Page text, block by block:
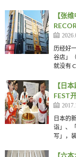
【张
历经好
谷店」
就没有
【日
FEST
日本的
诣」、
写」，